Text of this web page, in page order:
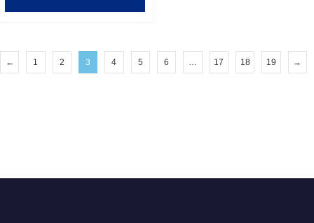
← 1 2 3 4 5 6 … 17 18 19 →